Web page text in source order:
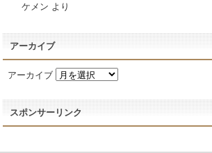
ケメン より
アーカイブ
アーカイブ
スポンサーリンク